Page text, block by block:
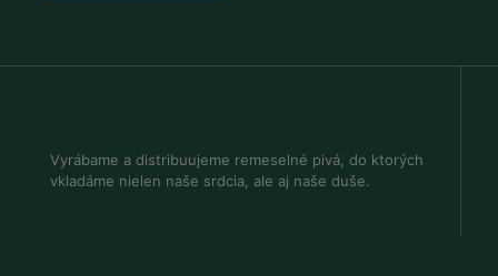
Vyrábame a distribuujeme remeselné pivá, do ktorých
vkladáme nielen naše srdcia, ale aj naše duše.